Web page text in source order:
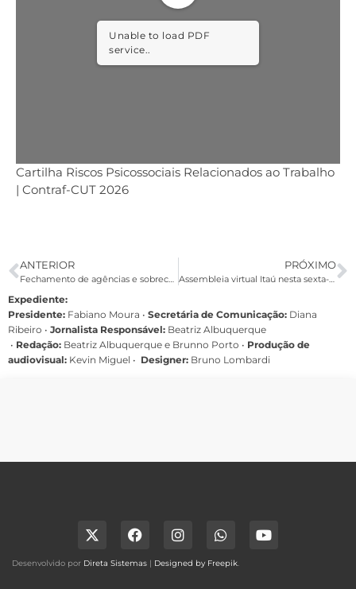
Unable to load PDF
service..
Cartilha Riscos Psicossociais Relacionados ao Trabalho
| Contraf-CUT 2026
ANTERIOR
Fechamento de agências e sobrecarga de trabalho dominam reunião entre COE Santander e direção do banco
PRÓXIMO
Assembleia virtual Itaú nesta sexta-feira (15)
Expediente:
Presidente: Fabiano Moura • Secretária de Comunicação: Diana
Ribeiro • Jornalista Responsável: Beatriz Albuquerque
• Redação: Beatriz Albuquerque e Brunno Porto • Produção de
audiovisual: Kevin Miguel • Designer: Bruno Lombardi
Desenvolvido por Direta Sistemas | Designed by Freepik.